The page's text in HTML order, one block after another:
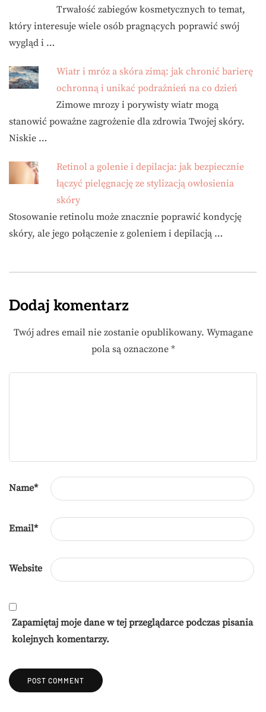
Trwałość zabiegów kosmetycznych to temat,
który interesuje wiele osób pragnących poprawić swój
wygląd i …
Wiatr i mróz a skóra zimą: jak chronić barierę
ochronną i unikać podrażnień na co dzień
Zimowe mrozy i porywisty wiatr mogą
stanowić poważne zagrożenie dla zdrowia Twojej skóry.
Niskie …
Retinol a golenie i depilacja: jak bezpiecznie
łączyć pielęgnację ze stylizacją owłosienia
skóry
Stosowanie retinolu może znacznie poprawić kondycję
skóry, ale jego połączenie z goleniem i depilacją …
Dodaj komentarz
Twój adres email nie zostanie opublikowany. Wymagane
pola są oznaczone *
Name*
Email*
Website
Zapamiętaj moje dane w tej przeglądarce podczas pisania
kolejnych komentarzy.